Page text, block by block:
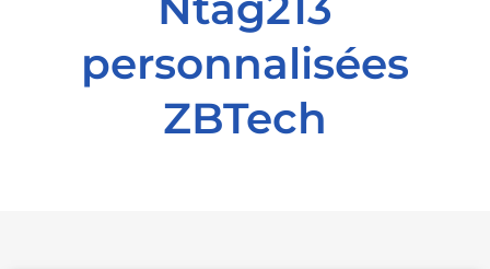
personnalisées
ZBTech